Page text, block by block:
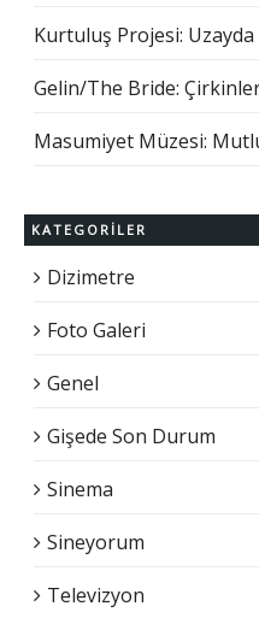
Kurtuluş Projesi:
Gelin/The Bride:
Masumiyet Müzesi:
KATEGORILER
Dizimetre
Foto Galeri
Genel
Gişede Son Durum
Sinema
Sineyorum
Televizyon